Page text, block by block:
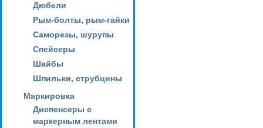
Дюбели
Рым-болты, рым-гайки
Саморезы, шурупы
Спейсеры
Шайбы
Шпильки, струбцины
Маркировка
Диспенсеры с
маркерным лентами